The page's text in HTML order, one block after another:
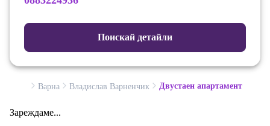
Поискай детайли
Варна Владислав Варненчик Двустаен апартамент
Зареждаме...